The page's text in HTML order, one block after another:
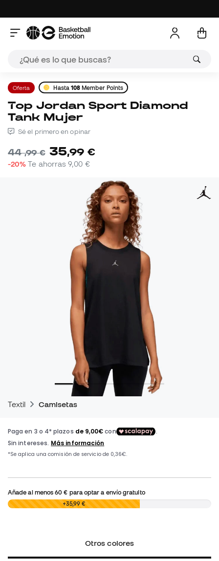
Oferta Hasta 108 Member Points
Top Jordan Sport Diamond
Tank Mujer
Sé el primero en opinar
44,99 € 35,99 €
-20% Te ahorras9,00 €
Textil Camisetas
Añade al menos60 € para optar a envío gratuito
0,00 € +35,99 €
Otros colores